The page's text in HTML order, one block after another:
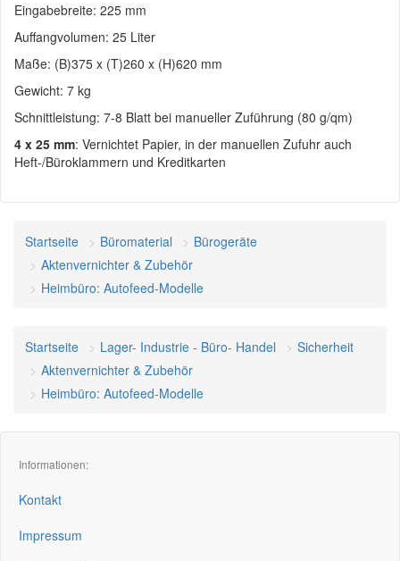
Eingabebreite: 225 mm
Auffangvolumen: 25 Liter
Maße: (B)375 x (T)260 x (H)620 mm
Gewicht: 7 kg
Schnittleistung: 7-8 Blatt bei manueller Zuführung (80 g/qm)
4 x 25 mm: Vernichtet Papier, in der manuellen Zufuhr auch
Heft-/Büroklammern und Kreditkarten
Startseite Büromaterial
Bürogeräte
Aktenvernichter & Zubehör
Heimbüro: Autofeed-Modelle
Startseite Lager- Industrie - Büro- Handel
Sicherheit
Aktenvernichter & Zubehör
Heimbüro: Autofeed-Modelle
Informationen:
Kontakt
Impressum